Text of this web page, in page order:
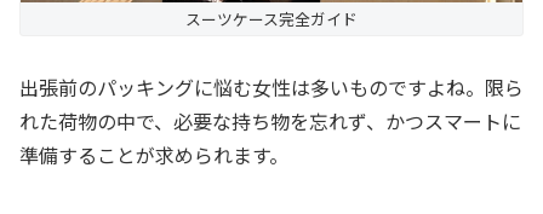
スーツケース完全ガイド
出張前のパッキングに悩む女性は多いものですよね。限ら
れた荷物の中で、必要な持ち物を忘れず、かつスマートに
準備することが求められます。